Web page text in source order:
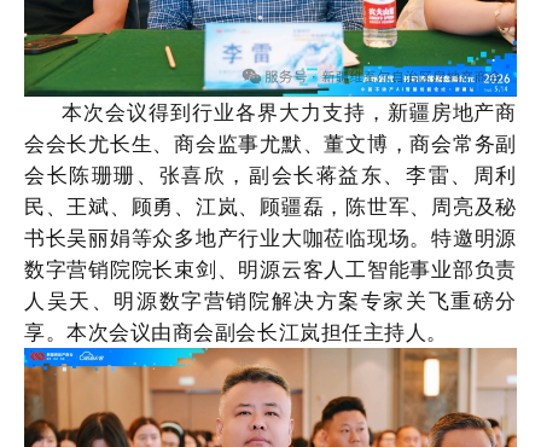
本次会议得到行业各界大力支持，新疆房地产商
会会长尤长生、商会监事尤默、董文博，商会常务副
会长陈珊珊、张喜欣，副会长蒋益东、李雷、周利
民、王斌、顾勇、 江岚、 顾疆磊，陈世军、 周亮及秘
书长吴丽娟等众多地产行业大咖莅临现场。特邀明源
数字营销院院长束剑、明源云客人工智能事业部负责
人吴天、明源数字营销院解决方案专家关飞重磅分
享。本次会议由商会副会长江岚担任主持人。